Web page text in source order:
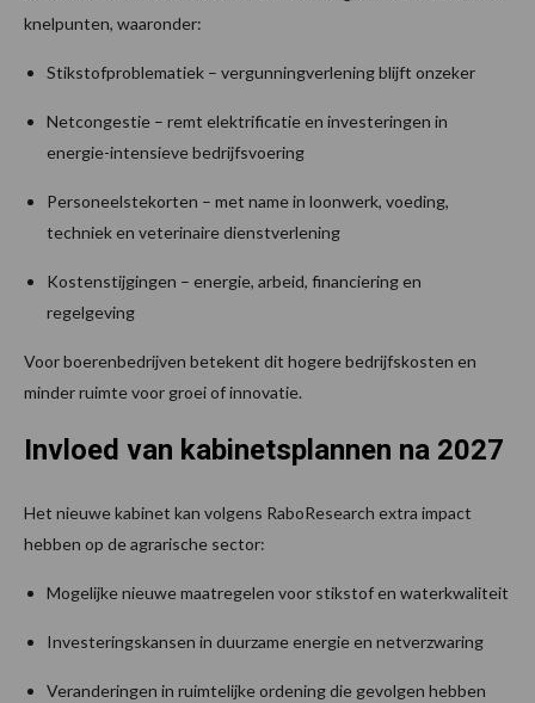
knelpunten, waaronder:
Stikstofproblematiek – vergunningverlening blijft onzeker
Netcongestie – remt elektrificatie en investeringen in
energie-intensieve bedrijfsvoering
Personeelstekorten – met name in loonwerk, voeding,
techniek en veterinaire dienstverlening
Kostenstijgingen – energie, arbeid, financiering en
regelgeving
Voor boerenbedrijven betekent dit hogere bedrijfskosten en
minder ruimte voor groei of innovatie.
Invloed van kabinetsplannen na 2027
Het nieuwe kabinet kan volgens RaboResearch extra impact
hebben op de agrarische sector:
Mogelijke nieuwe maatregelen voor stikstof en waterkwaliteit
Investeringskansen in duurzame energie en netverzwaring
Veranderingen in ruimtelijke ordening die gevolgen hebben